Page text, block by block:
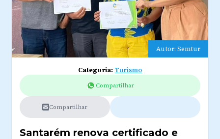
Autor: Semtur
Categoria: Turismo
Compartilhar
Compartilhar
Santarém renova certificado e